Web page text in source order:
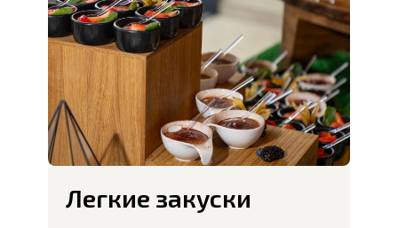
Легкие закуски